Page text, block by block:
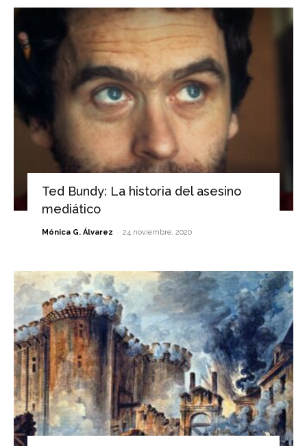
Ted Bundy: La historia del asesino
mediático
Mónica G. Álvarez - 24 noviembre, 2020